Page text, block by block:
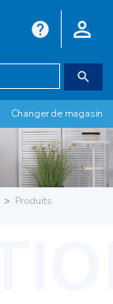
Changer de magasin
Produits